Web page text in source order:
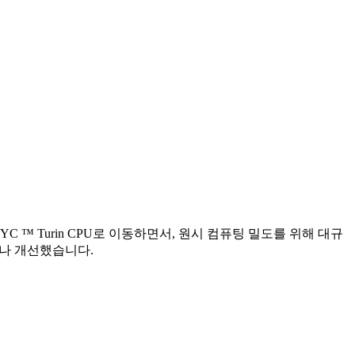
™ Turin CPU로 이동하면서, 원시 컴퓨팅 밀도를 위해 대규
개선했습니다.